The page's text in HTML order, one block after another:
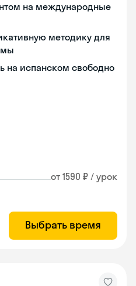
на международные
методику для
на испанском свободно
от 1590 ₽ / урок
Выбрать время